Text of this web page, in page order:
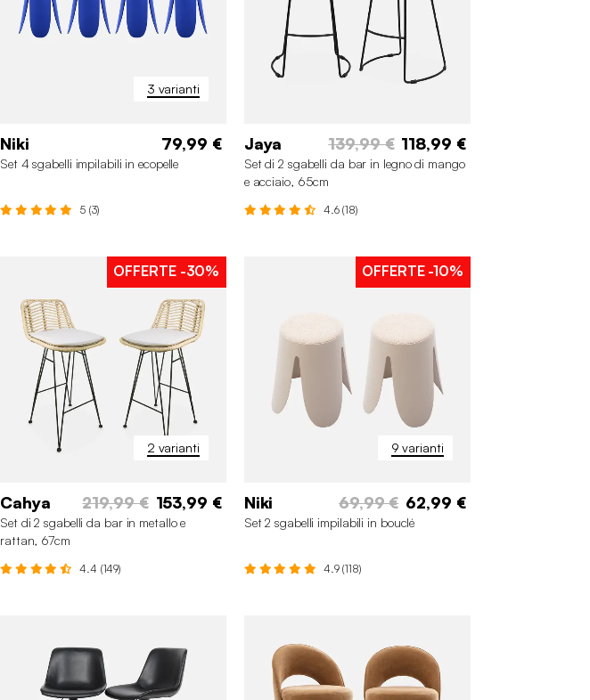
3 varianti
Niki 79,99 €
Set 4 sgabelli impilabili in ecopelle
5 (3)
Jaya 139,99 € 118,99 €
Set di 2 sgabelli da bar in legno di mango
e acciaio, 65cm
4.6 (18)
2 varianti
OFFERTE-30%
Cahya 219,99 € 153,99 €
Set di 2 sgabelli da bar in metallo e
rattan, 67cm
4.4 (149)
+4
9 varianti
OFFERTE-10%
Niki 69,99 € 62,99 €
Set 2 sgabelli impilabili in bouclé
4.9 (118)